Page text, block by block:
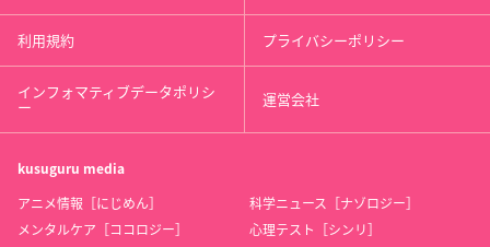
利用規約 プライバシーポリシー
インフォマティブデータポリシ
ー 運営会社
kusuguru media
アニメ情報［にじめん］
科学ニュース［ナゾロジー］
メンタルケア［ココロジー］
心理テスト［シンリ］